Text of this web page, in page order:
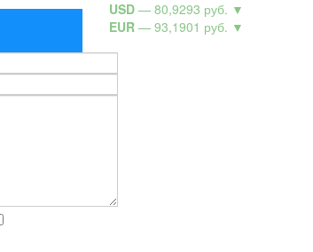
USD — 80,9293 руб. ▼
EUR — 93,1901 руб. ▼